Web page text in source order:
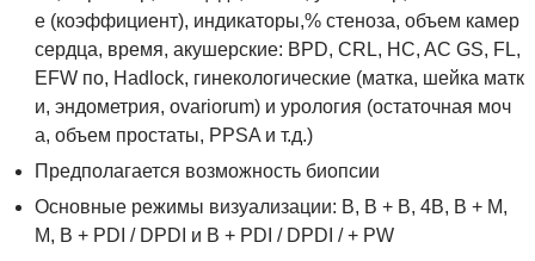
е (коэффициент), индикаторы,% стеноза, объем камер
сердца, время, акушерские: BPD, CRL, HC, AC GS, FL,
EFW по, Hadlock, гинекологические (матка, шейка матк
и, эндометрия, ovariorum) и урология (остаточная моч
а, объем простаты, PPSA и т.д.)
Предполагается возможность биопсии
Основные режимы визуализации: B, B + B, 4B, B + M,
M, B + PDI / DPDI и B + PDI / DPDI / + PW